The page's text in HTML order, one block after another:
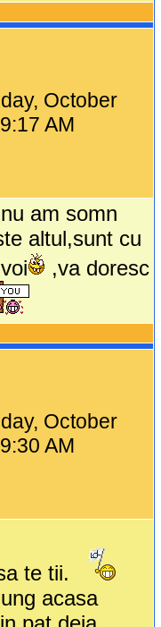
October
AM
am somn
altul,sunt cu
,va doresc
October
AM
te tii.
acasa